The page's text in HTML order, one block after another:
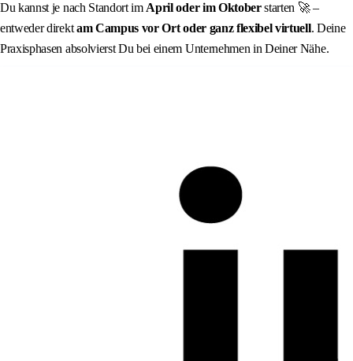
Du kannst je nach Standort im April oder im Oktoberstarten 🚀 –
entweder direktam Campus vor Ort oder ganz flexibel virtuell. Deine
Praxisphasen absolvierst Du bei einem Unternehmen in Deiner Nähe.